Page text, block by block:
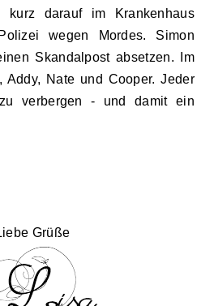
kurz darauf im Krankenhaus
wegen Mordes. Simon
Skandalpost absetzen. Im
Addy, Nate und Cooper. Jeder
verbergen
- und damit ein
Grüße